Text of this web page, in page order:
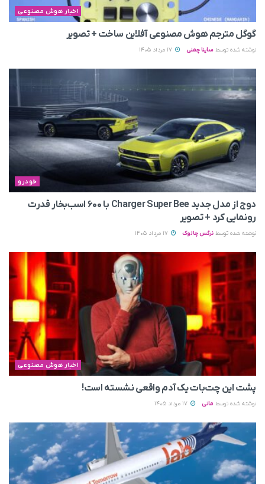
اخبار هوش مصنوعی
گوگل مترجم هوش مصنوعی آفلاین ساخت + تصویر
نوشته شده توسط ساینا چمنی
خودرو
دوج از مدل جدید Charger Super Bee با ۶۰۰ اسب‌بخار قدرت
رونمایی کرد + تصویر
نوشته شده توسط نرگس چالوک
اخبار هوش مصنوعی
پشت این چت‌بات یک آدم واقعی نشسته است!
نوشته شده توسط مانی